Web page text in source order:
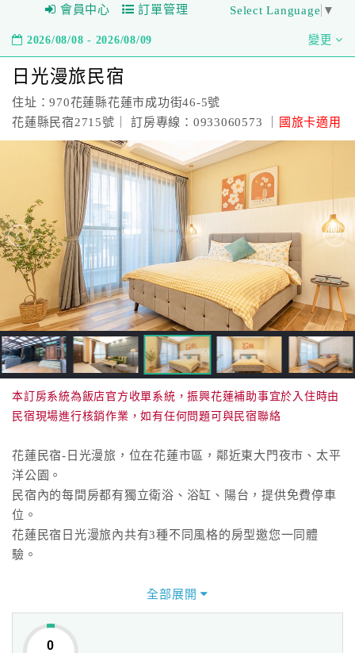
會員中心 訂單管理 Select Language ▼
2026/08/08 - 2026/08/09 變更
日光漫旅民宿
住址：970花蓮縣花蓮市成功街46-5號
花蓮縣民宿2715號｜ 訂房專線：0933060573 ｜
國旅卡適用
本訂房系統為飯店官方收單系統，振興花蓮補助事宜於入住時由
民宿現場進行核銷作業，如有任何問題可與民宿聯絡
花蓮民宿-日光漫旅，位在花蓮市區，鄰近東大門夜市、太平
洋公園。
民宿內的每間房都有獨立衛浴、浴缸、陽台，提供免費停車
位。
花蓮民宿日光漫旅內共有3種不同風格的房型邀您一同體
驗。
全部展開
0